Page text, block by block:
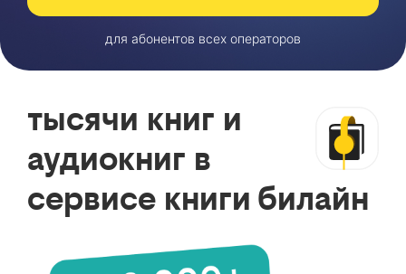
для абонентов всех операторов
тысячи книг и
аудиокниг в
сервисе книги билайн